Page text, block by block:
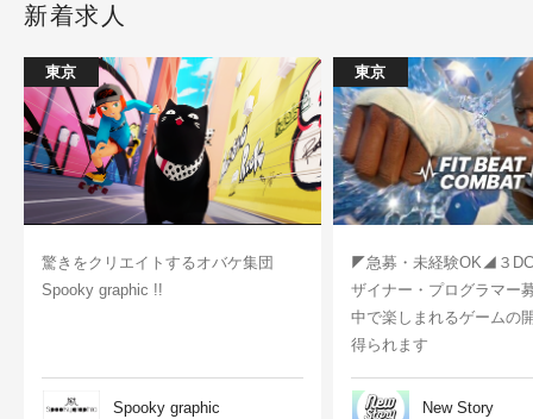
新着求人
東京
驚きをクリエイトするオバケ集団
Spooky graphic !!
Spooky graphic
東京
◤急募・未経験OK◢３
ザイナー・プログラマー
中で楽しまれるゲームの
得られます
New Story